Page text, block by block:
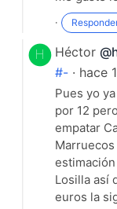
·
Héctor
#-· hace
Pues yo
por 12
empatar
Losilla así
euros la